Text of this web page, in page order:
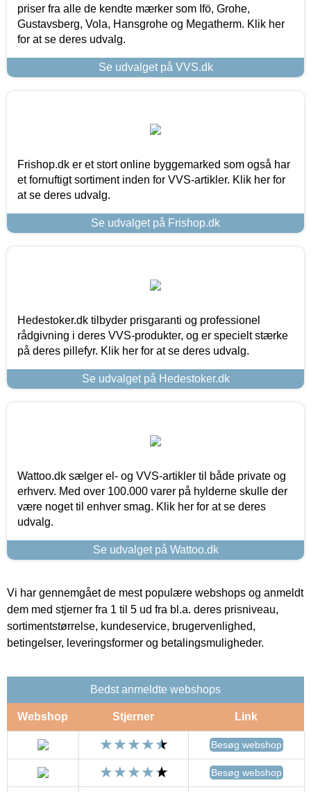
priser fra alle de kendte mærker som Ifö, Grohe,
Gustavsberg, Vola, Hansgrohe og Megatherm. Klik her
for at se deres udvalg.
Se udvalget på VVS.dk
Frishop.dk er et stort online byggemarked som også har
et fornuftigt sortiment inden for VVS-artikler. Klik her for
at se deres udvalg.
Se udvalget på Frishop.dk
Hedestoker.dk tilbyder prisgaranti og professionel
rådgivning i deres VVS-produkter, og er specielt stærke
på deres pillefyr. Klik her for at se deres udvalg.
Se udvalget på Hedestoker.dk
Wattoo.dk sælger el- og VVS-artikler til både private og
erhverv. Med over 100.000 varer på hylderne skulle der
være noget til enhver smag. Klik her for at se deres
udvalg.
Se udvalget på Wattoo.dk
Vi har gennemgået de mest populære webshops og anmeldt
dem med stjerner fra 1 til 5 ud fra bl.a. deres prisniveau,
sortimentstørrelse, kundeservice, brugervenlighed,
betingelser, leveringsformer og betalingsmuligheder.
Bedst anmeldte webshops
Webshop Stjerner Link
Besøg webshop
Besøg webshop